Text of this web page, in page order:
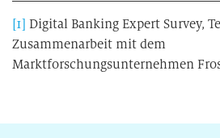
[1] Digital Banking Expert Survey,
Zusammenarbeit mit dem
Marktforschungsunternehmen